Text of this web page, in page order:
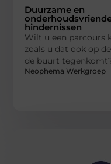
Duurzame en
hindernissen
Wilt u een parcours
zoals u dat ook op
de buurt
Neophema Werkgroep